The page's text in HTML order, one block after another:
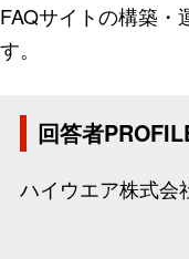
FAQサイトの構築
す。
回答者
ハイウエア株式